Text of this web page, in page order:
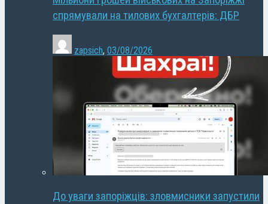
спрямували на тилових бухгалтерів: ДБР
zapsich, 03/08/2026
До уваги запоріжців: зловмисники запустили